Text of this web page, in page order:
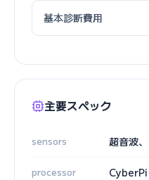
基本診断費用
主要スペック
sensors 超音波
processor CyberPi